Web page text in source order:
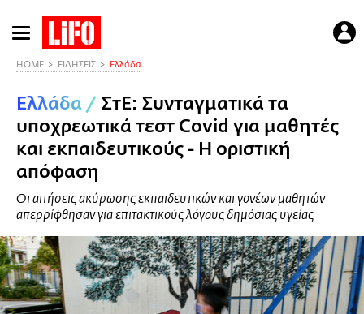
Παράκαμψη
προς
περιεχόμενο
HOME ΕΙΔΗΣΕΙΣ Ελλάδα
Ελλάδα / ΣτΕ: Συνταγματικά τα
υποχρεωτικά τεστ Covid για μαθητές
και εκπαιδευτικούς - Η οριστική
απόφαση
Οι αιτήσεις ακύρωσης εκπαιδευτικών και γονέων μαθητών
απερρίφθησαν για επιτακτικούς λόγους δημόσιας υγείας